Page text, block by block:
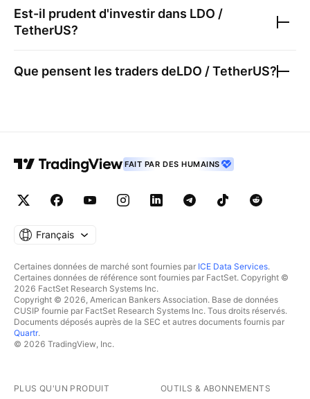
Est-il prudent d'investir dans LDO /
TetherUS?
Que pensent les traders deLDO / TetherUS?
FAIT PAR DES HUMAINS
Français
Certaines données de marché sont fournies par ICE Data Services.
Certaines données de référence sont fournies par FactSet. Copyright ©
2026 FactSet Research Systems Inc.
Copyright © 2026, American Bankers Association. Base de données
CUSIP fournie par FactSet Research Systems Inc. Tous droits réservés.
Documents déposés auprès de la SEC et autres documents fournis par
Quartr.
© 2026 TradingView, Inc.
PLUS QU'UN PRODUIT OUTILS & ABONNEMENTS